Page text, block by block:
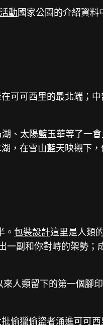
動國家公園的介紹資料
可可西里的最北端；
、太陽藍玉華等了一
，在雪山藍天映襯下
。包裝設計這里是人類
一副和你對峙的架勢
人類留下的第一個腳
偷獵偷盜者涌進可可